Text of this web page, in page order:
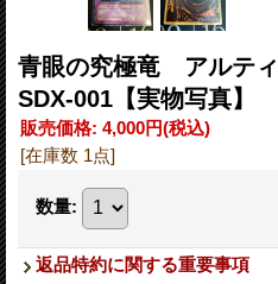
青眼の究極竜 アルテ
SDX-001【実物写真】
販売価格: 4,000円(税込)
[在庫数 1点]
数量:
返品特約に関する重要事項